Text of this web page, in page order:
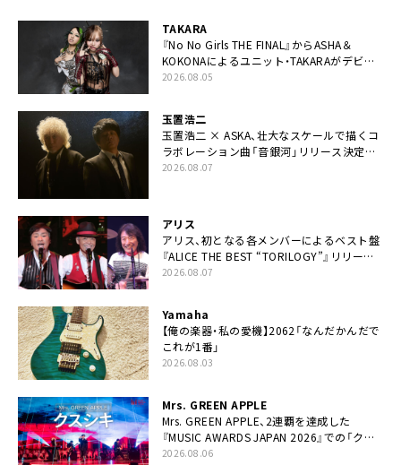
TAKARA
『No No Girls THE FINAL』からASHA＆
KOKONAによるユニット・TAKARAがデビュ
ー
2026.08.05
玉置浩二
玉置浩二 × ASKA、壮大なスケールで描くコ
ラボレーション曲「音銀河」リリース決定。
カップリングには新曲「命の宿り」収録も
2026.08.07
アリス
アリス、初となる各メンバーによるベスト盤
『ALICE THE BEST “TORILOGY”』リリース
決定
2026.08.07
Yamaha
【俺の楽器・私の愛機】2062「なんだかんだで
これが1番」
2026.08.03
Mrs. GREEN APPLE
Mrs. GREEN APPLE、2連覇を達成した
『MUSIC AWARDS JAPAN 2026』での「クス
シキ」ライブパフォーマンスをYouTube公開
2026.08.06